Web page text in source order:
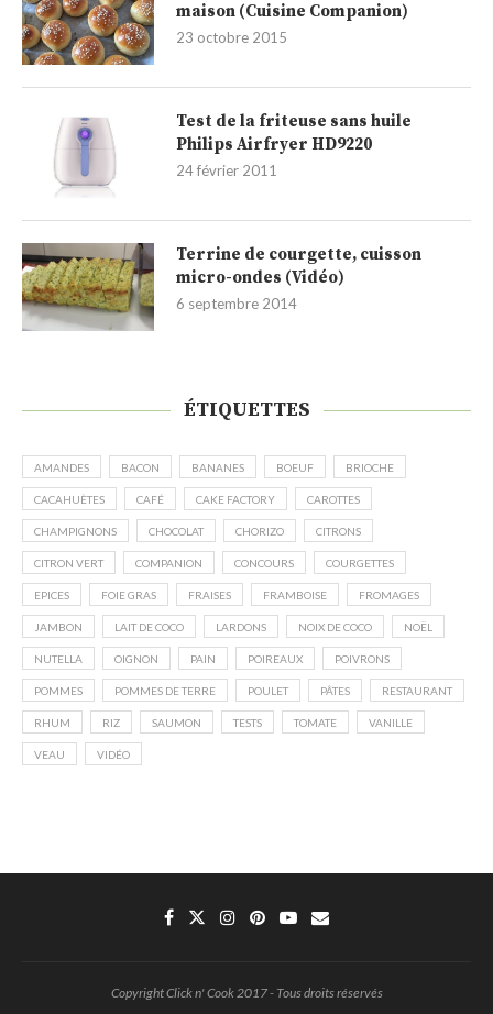
maison (Cuisine Companion)
23 octobre 2015
Test de la friteuse sans huile
Philips Airfryer HD9220
24 février 2011
Terrine de courgette, cuisson
micro-ondes (Vidéo)
6 septembre 2014
ÉTIQUETTES
AMANDES BACON BANANES BOEUF BRIOCHE
CACAHUÈTES CAFÉ CAKE FACTORY CAROTTES
CHAMPIGNONS CHOCOLAT CHORIZO CITRONS
CITRON VERT COMPANION CONCOURS COURGETTES
EPICES FOIE GRAS FRAISES FRAMBOISE FROMAGES
JAMBON LAIT DE COCO LARDONS NOIX DE COCO NOËL
NUTELLA OIGNON PAIN POIREAUX POIVRONS
POMMES POMMES DE TERRE POULET PÂTES RESTAURANT
RHUM RIZ SAUMON TESTS TOMATE VANILLE
VEAU VIDÉO
Copyright Click n' Cook 2017 - Tous droits réservés